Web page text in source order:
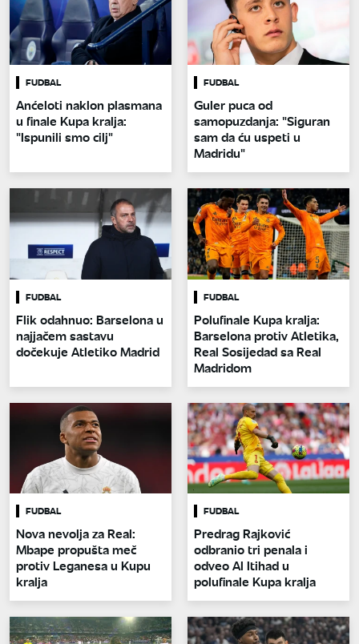
FUDBAL
Anćeloti naklon plasmana
u finale Kupa kralja:
"Ispunili smo cilj"
FUDBAL
Guler puca od
samopuzdanja: "Siguran
sam da ću uspeti u
Madridu"
FUDBAL
Flik odahnuo: Barselona u
najjačem sastavu
dočekuje Atletiko Madrid
FUDBAL
Polufinale Kupa kralja:
Barselona protiv Atletika,
Real Sosijedad sa Real
Madridom
FUDBAL
Nova nevolja za Real:
Mbape propušta meč
protiv Leganesa u Kupu
kralja
FUDBAL
Predrag Rajković
odbranio tri penala i
odveo Al Itihad u
polufinale Kupa kralja